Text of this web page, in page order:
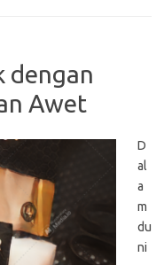
dengan
Awet
D
al
a
m
du
ni